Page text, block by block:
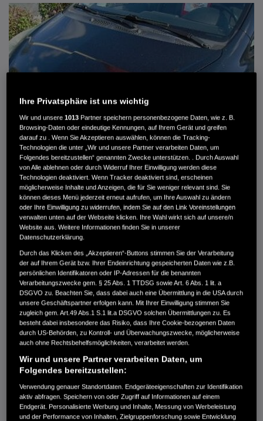
MWST. NICHT AUSWEISBAR
3.900 €
Außenfarbe
crystal black pearl
Kilometerstand
166.000 km
Kraftstoffart
Super
Getriebe
Automatik
Türen
5
Leistung
61 kW / 83 PS
Hubraum
1.339 cm³
Erstzulassung
10.2007
Bauart
Limousine
AUTO HARKE GMBH
Randersweide 59-63
21035 Hamburg
+49 40 735 935 0
Ihre Privatsphäre ist uns wichtig
Wir und unsere1013 Partner speichern personenbezogene Daten, wie z. B.
Browsing-Daten oder eindeutige Kennungen, auf Ihrem Gerät und greifen
darauf zu . Wenn Sie Akzeptieren auswählen, können die Tracking-
Technologien die unter „Wir und unsere Partner verarbeiten Daten, um
Folgendes bereitzustellen“ genannten Zwecke unterstützen. . Durch Auswahl
von Alle ablehnen oder durch Widerruf Ihrer Einwilligung werden diese
Technologien deaktiviert. Wenn Tracker deaktiviert sind, erscheinen
möglicherweise Inhalte und Anzeigen, die für Sie weniger relevant sind. Sie
können dieses Menü jederzeit erneut aufrufen, um Ihre Auswahl zu ändern
oder Ihre Einwilligung zu widerrufen, indem Sie auf den Link Voreinstellungen
verwalten unten auf der Webseite klicken. Ihre Wahl wirkt sich auf unsere/n
Website aus. Weitere Informationen finden Sie in unserer
Datenschutzerklärung.
Durch das Klicken des „Akzeptieren“-Buttons stimmen Sie der Verarbeitung
der auf Ihrem Gerät bzw. Ihrer Endeinrichtung gespeicherten Daten wie z.B.
persönlichen Identifikatoren oder IP-Adressen für die benannten
Verarbeitungszwecke gem. § 25 Abs. 1 TTDSG sowie Art. 6 Abs. 1 lit. a
DSGVO zu. Beachten Sie, dass dabei auch eine Übermittlung in die USA durch
unsere Geschäftspartner erfolgen kann. Mit Ihrer Einwilligung stimmen Sie
zugleich gem. Art.49 Abs.1 S.1 lit.a DSGVO solchen Übermittlungen zu. Es
besteht dabei insbesondere das Risiko, dass Ihre Cookie-bezogenen Daten
durch US-Behörden, zu Kontroll- und Überwachungszwecke, möglicherweise
auch ohne Rechtsbehelfsmöglichkeiten, verarbeitet werden.
Wir und unsere Partner verarbeiten Daten, um
Folgendes bereitzustellen:
Verwendung genauer Standortdaten. Endgeräteeigenschaften zur Identifikation
aktiv abfragen. Speichern von oder Zugriff auf Informationen auf einem
Endgerät. Personalisierte Werbung und Inhalte, Messung von Werbeleistung
und der Performance von Inhalten, Zielgruppenforschung sowie Entwicklung